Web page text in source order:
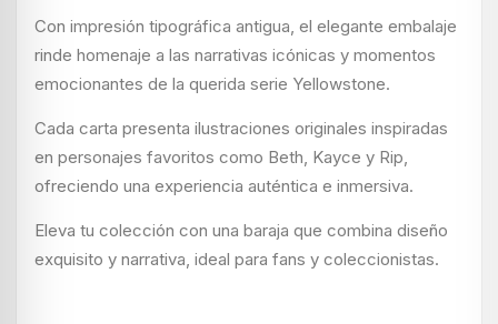
Con impresión tipográfica antigua, el elegante embalaje
rinde homenaje a las narrativas icónicas y momentos
emocionantes de la querida serie Yellowstone.
Cada carta presenta ilustraciones originales inspiradas
en personajes favoritos como Beth, Kayce y Rip,
ofreciendo una experiencia auténtica e inmersiva.
Eleva tu colección con una baraja que combina diseño
exquisito y narrativa, ideal para fans y coleccionistas.